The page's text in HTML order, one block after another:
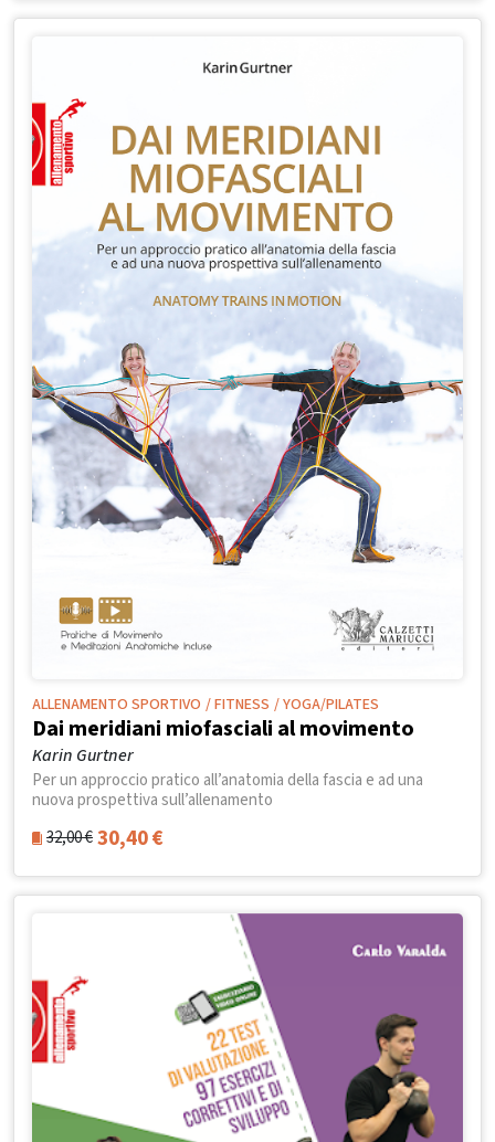
ALLENAMENTO SPORTIVO / FITNESS / YOGA/PILATES
Dai meridiani miofasciali al movimento
Karin Gurtner
Per un approccio pratico all’anatomia della fascia e ad una
nuova prospettiva sull’allenamento
32,00€30,40€